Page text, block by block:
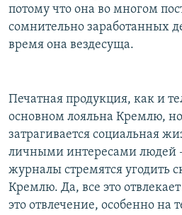
потому что она во многом
сомнительно заработанных
время она вездесуща.
Печатная продукция, как и
основном лояльна Кремлю,
затрагивается социальная
личными интересами людей
журналы стремятся угодить
Кремлю. Да, все это
это отвлечение, особенно на